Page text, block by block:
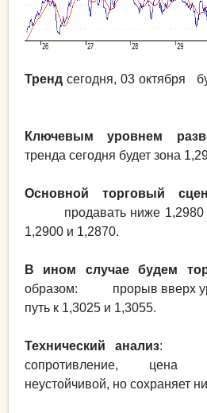
Тренд сегодня, 03 октября
Ключевым уровнем
тренда сегодня будет зона
Основной торговый
продавать ниже 1,2980 с
1,2900 и 1,2870.
В ином случае будем
образом: прорыв вверх
путь к 1,3025 и 1,3055.
Технический анализ:
сопротивление, цена
неустойчивой, но сохраняет